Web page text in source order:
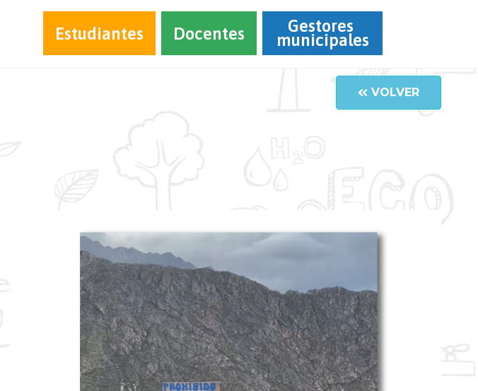
Estudiantes Docentes Gestores
municipales
VOLVER